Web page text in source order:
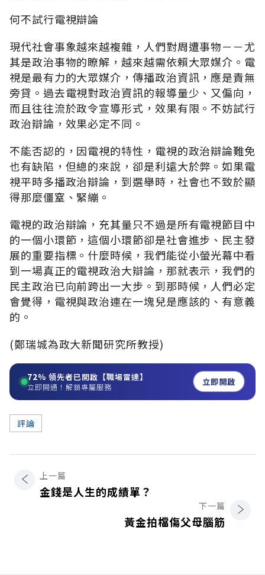
何不試行電視辯論
現代社會事象越來越複雜，人們對周遭事物－－尤
其是政治事物的瞭解，越來越需依賴大眾媒介。電
視是最有力的大眾媒介，傳播政治資訊，應是責無
旁貸。過去電視對政治資訊的報導量少、又偏向，
而且往往流於政令宣導形式，效果有限。不妨試行
政治辯論，效果必定不同。
不能否認的，因電視的特性，電視的政治辯論難免
也有缺陷，但總的來說，卻是利遠大於弊。如果電
視平時多播政治辯論，到選舉時，社會也不致於顯
得那麼僵窒、緊繃。
電視的政治辯論，充其量只不過是所有電視節目中
的一個小環節，這個小環節卻是社會進步、民主發
展的重要指標。什麼時候，我們能從小螢光幕中看
到一場真正的電視政治大辯論，那就表示，我們的
民主政治已向前跨出一大步。到那時候，人們必定
會覺得，電視與政治連在一塊兒是應該的、有意義
的。
(鄭瑞城為政大新聞研究所教授)
72% 領先者已開啟【職場雷達】
立即開通！解鎖專屬服務 立即開啟
評論
上一篇
金錢是人生的成績單？
下一篇
黃金拍檔傷父母腦筋